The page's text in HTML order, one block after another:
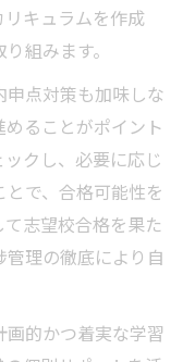
キュラムを作成
組みます。
点対策も加味しな
ることがポイント
クし、必要に応じ
で、合格可能性を
志望校合格を果た
理の徹底により自
的かつ着実な学習